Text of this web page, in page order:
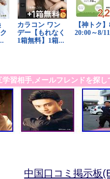
習相手,メールフレンドを探し
中国口コミ掲示板